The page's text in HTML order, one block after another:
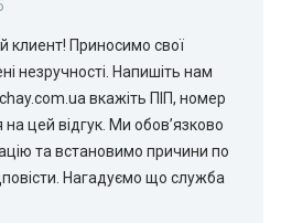
Приносимо свої
незручності. Напишіть нам
вкажіть ПІП, номер
цей відгук. Ми обов’язково
та встановимо причини по
Нагадуємо що служба